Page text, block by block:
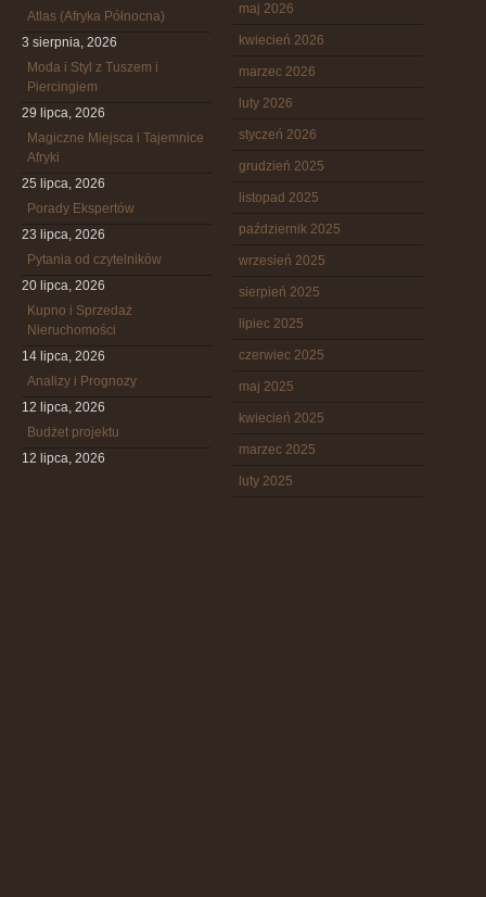
Atlas (Afryka Północna)
3 sierpnia, 2026
Moda i Styl z Tuszem i
Piercingiem
29 lipca, 2026
Magiczne Miejsca i Tajemnice
Afryki
25 lipca, 2026
Porady Ekspertów
23 lipca, 2026
Pytania od czytelników
20 lipca, 2026
Kupno i Sprzedaż
Nieruchomości
14 lipca, 2026
Analizy i Prognozy
12 lipca, 2026
Budżet projektu
12 lipca, 2026
maj 2026
kwiecień 2026
marzec 2026
luty 2026
styczeń 2026
grudzień 2025
listopad 2025
październik 2025
wrzesień 2025
sierpień 2025
lipiec 2025
czerwiec 2025
maj 2025
kwiecień 2025
marzec 2025
luty 2025